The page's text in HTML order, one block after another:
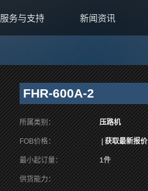
服务与支持 新闻资讯
FHR-600A-2
所属类别： 压路机
FOB价格： |获取最新报价
最小起订量： 1件
供货能力：